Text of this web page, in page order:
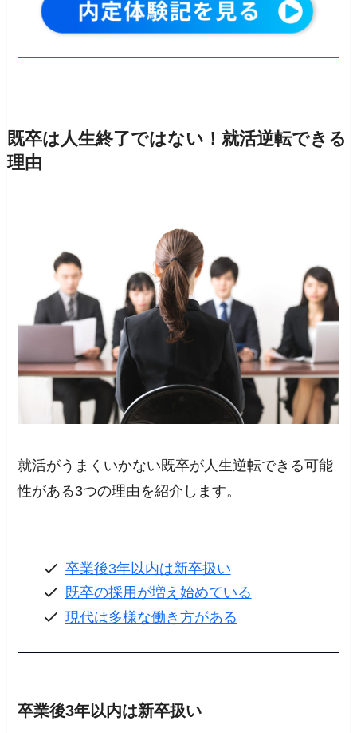
既卒は人生終了ではない！就活逆転できる
理由
就活がうまくいかない既卒が人生逆転できる可能
性がある3つの理由を紹介します。
卒業後3年以内は新卒扱い
既卒の採用が増え始めている
現代は多様な働き方がある
卒業後3年以内は新卒扱い